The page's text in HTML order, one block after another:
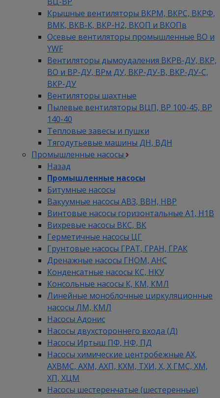
Крышные вентиляторы ВКРМ, ВКРС, ВКРФ,
ВМК, ВКВ-К, ВКР-Н2, ВКОП и ВКОПв
Осевые вентиляторы промышленные ВО и
YWF
Вентиляторы дымоудаления ВКРВ-ДУ, ВКР,
ВО и ВР-ДУ, ВРм ДУ, ВКР-ДУ-В, ВКР-ДУ-С,
ВКР-ДУ
Вентиляторы шахтные
Пылевые вентиляторы ВЦП, ВР 100-45, ВР
140-40
Тепловые завесы и пушки
Тягодутьевые машины ДН, ВДН
Промышленные насосы
Назад
Промышленные насосы
Битумные насосы
Вакуумные насосы АВЗ, ВВН, НВР
Винтовые насосы горизонтальные А1, Н1В
Вихревые насосы ВКС, ВК
Герметичные насосы ЦГ
Грунтовые насосы ГРАТ, ГРАН, ГРАК
Дренажные насосы ГНОМ, АНС
Конденсатные насосы КС, НКУ
Консольные насосы К, КМ, КМЛ
Линейные моноблочные циркуляционные
насосы ЛМ, КМЛ
Насосы Адонис
Насосы двухстороннего входа (Д)
Насосы Иртыш ПФ, НФ, ПД
Насосы химические центробежные АХ,
АХВМС, АХМ, АХП, КХМ, ТХИ, Х, Х ГМС, ХМ,
ХП, ХЦМ
Насосы шестеренчатые (шестеренные)